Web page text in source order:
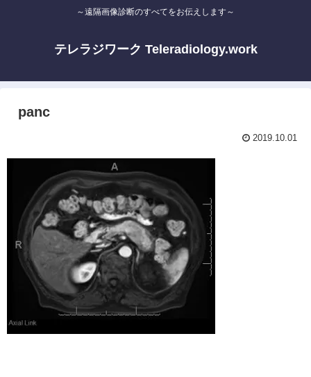
～遠隔画像診断のすべてをお伝えします～
テレラジワーク Teleradiology.work
panc
2019.10.01